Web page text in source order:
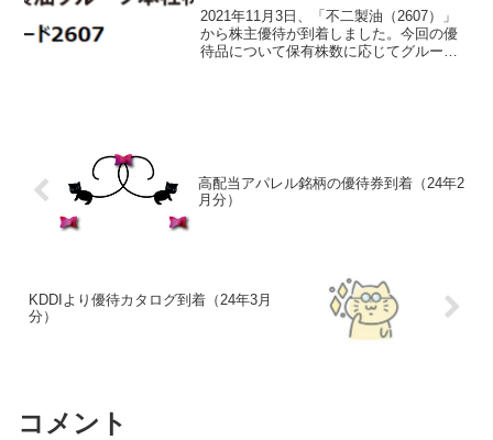
2021年11月3日、「不二製油（2607）」
から株主優待が到着しました。今回の優
待品について保有株数に応じてグループ
高配当アパレル銘柄の優待券到着（24年2
月分）
KDDIより優待カタログ到着（24年3月
分）
コメント